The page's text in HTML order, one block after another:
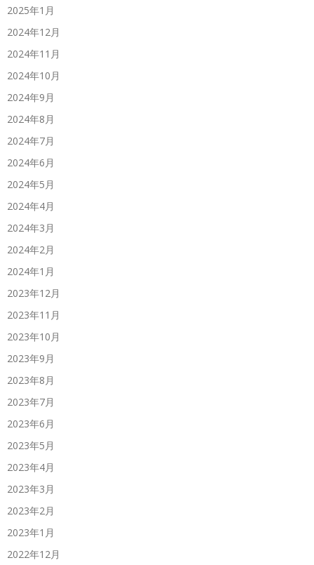
2025年1月
2024年12月
2024年11月
2024年10月
2024年9月
2024年8月
2024年7月
2024年6月
2024年5月
2024年4月
2024年3月
2024年2月
2024年1月
2023年12月
2023年11月
2023年10月
2023年9月
2023年8月
2023年7月
2023年6月
2023年5月
2023年4月
2023年3月
2023年2月
2023年1月
2022年12月